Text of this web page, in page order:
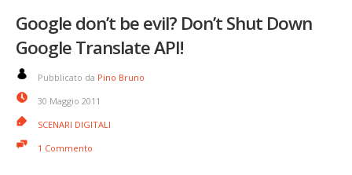
Google don’t be evil? Don’t Shut Down
Google Translate API!
Pubblicato da Pino Bruno
30 Maggio 2011
SCENARI DIGITALI
1 Commento